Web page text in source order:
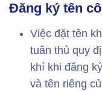
Đăng ký tên
Việc đặt tên
tuân thủ quy
khí khi đăng
và tên riêng